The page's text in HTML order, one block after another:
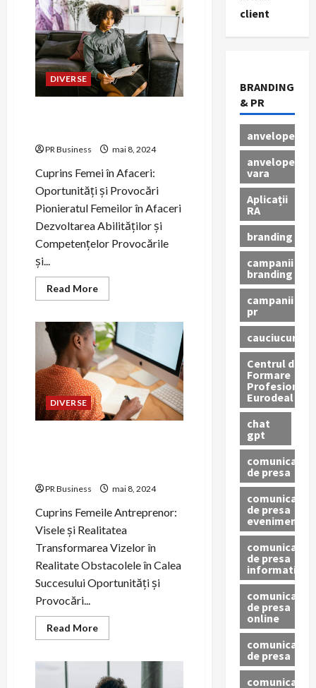
să
îmbini
rolurile
de
mamă
și
lider
de
afaceri
eficient
DIVERSE
PR Business mai 8, 2024
Cuprins Femei în Afaceri:
Oportunități și Provocări
Pionieratul Femeilor în Afaceri
Dezvoltarea Abilităților și
Competențelor Provocările
și...
Read MoreRead
more
în
Afaceri:
Succes
și
Împlinire
DIVERSE
PR Business mai 8, 2024
Cuprins Femeile Antreprenor:
Visele și Realitatea
Transformarea Vizelor în
Realitate Obstacolele în Calea
Succesului Oportunități și
Provocări...
Read MoreRead
more
Visele
client
BRANDING
& PR
anvelope
anvelope
vara
Aplicații
RA
branding
campanii
branding
campanii
pr
cauciucuri
Centrul de
Formare
Profesionala
Eurodeal
chat
gpt
comunicat
de presa
comunicat
de presa
eveniment
comunicat
de presa
informativ
comunicat
de presa
online
comunicate
de presa
comunicate